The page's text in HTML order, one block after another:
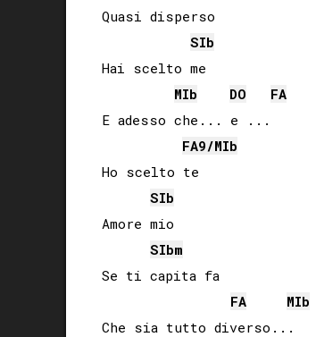
Quasi disperso
SIb
Hai scelto me
MIb
DO
FA
E adesso che... e ...
FA9/MIb
Ho scelto te
SIb
Amore mio
SIbm
Se ti capita fa
FA
MIb
Che sia tutto diverso...